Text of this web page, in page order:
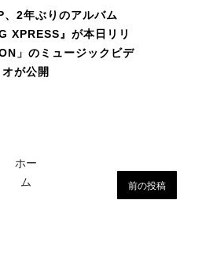
2年ぶりのアルバム
XPRESS』が本日リリ
」のミュージックビデ
オが公開
前の投稿
ホー
ム